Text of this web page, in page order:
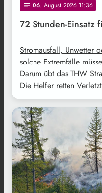
notes 06. August 2026 11:36
72 Stunden-Einsatz
Stromausfall, Unwetter
solche Extremfälle
Darum übt das THW
Die Helfer retten